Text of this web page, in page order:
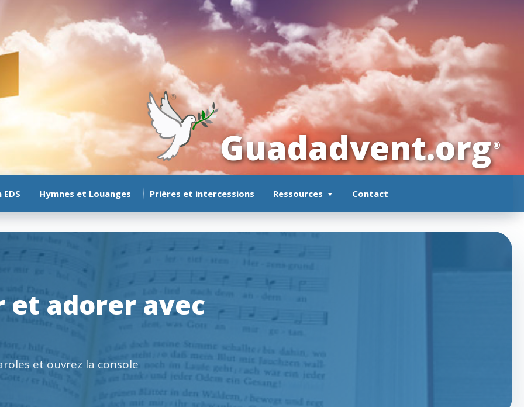
Guadadvent.org®
Hymnes et Louanges Prières et intercessions Ressources ▼ Contact
adorer avec
et ouvrez la console